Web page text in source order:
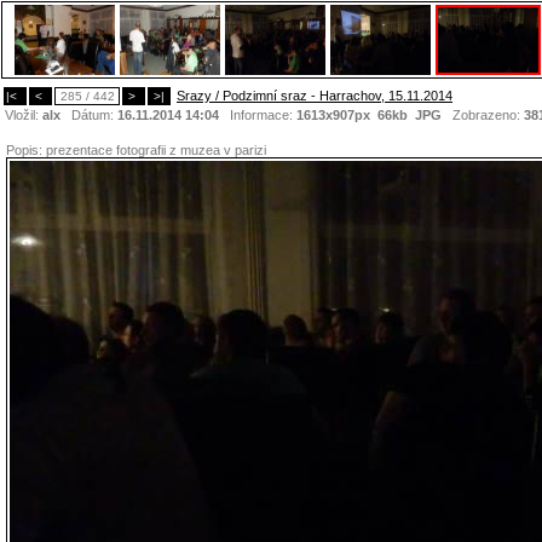
|< < 285 / 442 > >|
Srazy / Podzimní sraz - Harrachov, 15.11.2014
Vložil: alx Dátum: 16.11.2014 14:04 Informace: 1613x907px 66kb JPG Zobrazeno:
Popis: prezentace fotografii z muzea v parizi